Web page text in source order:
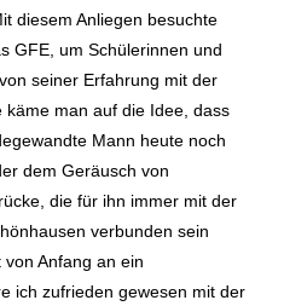
diesem Anliegen besuchte
GFE, um Schülerinnen und
seiner Erfahrung mit der
käme man auf die Idee, dass
Mann heute noch
dem Geräusch von
die für ihn immer mit der
verbunden sein
Anfang an ein
ich zufrieden gewesen mit der